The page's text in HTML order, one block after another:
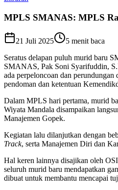
MPLS SMANAS: MPLS
21 Juli 2025 5 menit baca
Seratus delapan puluh murid baru
SMANAS, Pak Soni Syarifuddin,
ada perpeloncoan dan
pendoman dan ketentuan
Dalam MPLS hari pertama, murid
Wiyata Mandala disampaikan
Manajemen Gopek.
Kegiatan lalu dilanjutkan dengan
Track, serta Manajemen Diri dan
Hal keren lainnya disajikan oleh
seluruh murid baru mendapatkan
dibuat untuk membantu mencapai